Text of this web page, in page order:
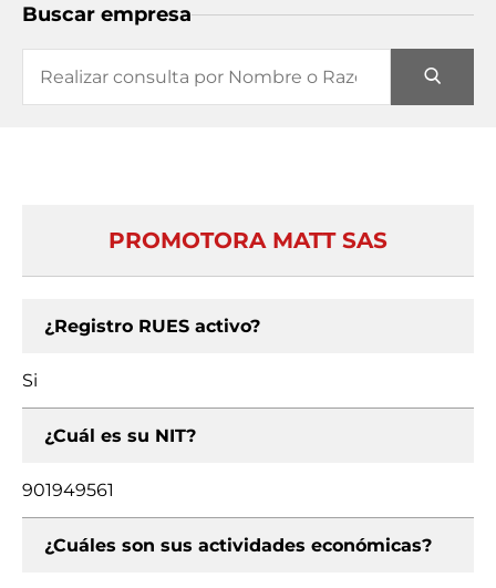
Buscar empresa
PROMOTORA MATT SAS
¿Registro RUES activo?
Si
¿Cuál es su NIT?
901949561
¿Cuáles son sus actividades económicas?